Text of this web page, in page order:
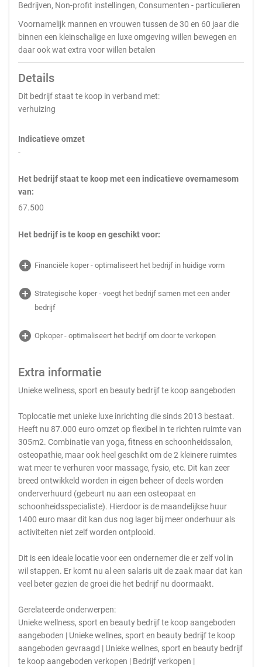
Bedrijven, Non-profit instellingen, Consumenten - particulieren
Voornamelijk mannen en vrouwen tussen de 30 en 60 jaar die
binnen een kleinschalige en luxe omgeving willen bewegen en
daar ook wat extra voor willen betalen
Details
Dit bedrijf staat te koop in verband met:
verhuizing
Indicatieve omzet
-
Het bedrijf staat te koop met een indicatieve overnamesom
van:
67.500
Het bedrijf is te koop en geschikt voor:
add_circle Financiële koper - optimaliseert het bedrijf in huidige vorm
add_circle Strategische koper - voegt het bedrijf samen met een ander
bedrijf
add_circle Opkoper - optimaliseert het bedrijf om door te verkopen
Extra informatie
Unieke wellness, sport en beauty bedrijf te koop aangeboden
Toplocatie met unieke luxe inrichting die sinds 2013 bestaat.
Heeft nu 87.000 euro omzet op flexibel in te richten ruimte van
305m2. Combinatie van yoga, fitness en schoonheidssalon,
osteopathie, maar ook heel geschikt om de 2 kleinere ruimtes
wat meer te verhuren voor massage, fysio, etc. Dit kan zeer
breed ontwikkeld worden in eigen beheer of deels worden
onderverhuurd (gebeurt nu aan een osteopaat en
schoonheidsspecialiste). Hierdoor is de maandelijkse huur
1400 euro maar dit kan dus nog lager bij meer onderhuur als
activiteiten niet zelf worden ontplooid.
Dit is een ideale locatie voor een ondernemer die er zelf vol in
wil stappen. Er komt nu al een salaris uit de zaak maar dat kan
veel beter gezien de groei die het bedrijf nu doormaakt.
Gerelateerde onderwerpen:
Unieke wellness, sport en beauty bedrijf te koop aangeboden
aangeboden | Unieke wellnes, sport en beauty bedrijf te koop
aangeboden gevraagd | Unieke wellnes, sport en beauty bedrijf
te koop aangeboden verkopen | Bedrijf verkopen |